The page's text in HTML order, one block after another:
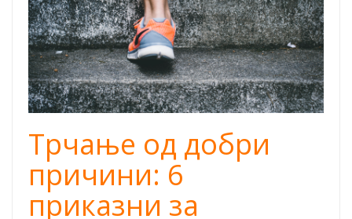
Трчање од добри
причини: 6
приказни за